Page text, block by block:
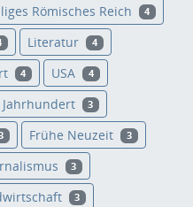
Römisches Reich 4
Literatur 4
4 USA 4
Jahrhundert 3
Frühe Neuzeit 3
3
3